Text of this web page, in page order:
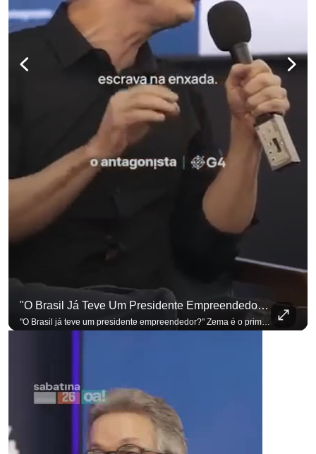
"O Brasil Já Teve Um Presidente Empreendedor?"
"O Brasil já teve um presidente empreendedor?" Zema é o primeiro a sentar na cadeira. Outros três presidenciáveis ainda vão passar por ela. A Sabatina Presidencial está no ar, com perguntas que vieram de uma pesquisa inédita com empresários. Acompanhe AO VIVO no YouTube do G4 Business. Se você busca informação com credibilidade, inscreva-se agora e ative o
para não perder nenhuma atualização! Ouça O Antagonista nos principais